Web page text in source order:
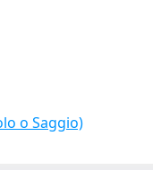
o Saggio)